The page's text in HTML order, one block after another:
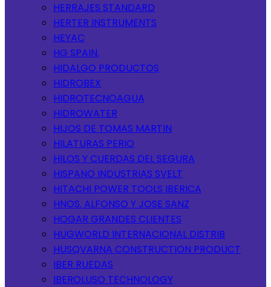
HERRAJES STANDARD
HERTER INSTRUMENTS
HEYAC
HG SPAIN.
HIDALGO PRODUCTOS
HIDROBEX
HIDROTECNOAGUA
HIDROWATER
HIJOS DE TOMAS MARTIN
HILATURAS PERIO
HILOS Y CUERDAS DEL SEGURA
HISPANO INDUSTRIAS SVELT
HITACHI POWER TOOLS IBERICA
HNOS. ALFONSO Y JOSE SANZ
HOGAR GRANDES CLIENTES
HUGWORLD INTERNACIONAL DISTRIB
HUSQVARNA CONSTRUCTION PRODUCT
IBER RUEDAS
IBEROLUSO TECHNOLOGY